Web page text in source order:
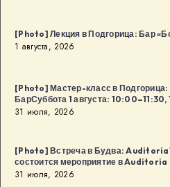
[Photo] Лекция в Подгорица: Бар
1 августа, 2026
[Photo] Мастер-класс в Подгорица:
БарСуббота 1 августа:
31 июля, 2026
[Photo] Встреча в Будва:
состоится мероприятие в
31 июля, 2026